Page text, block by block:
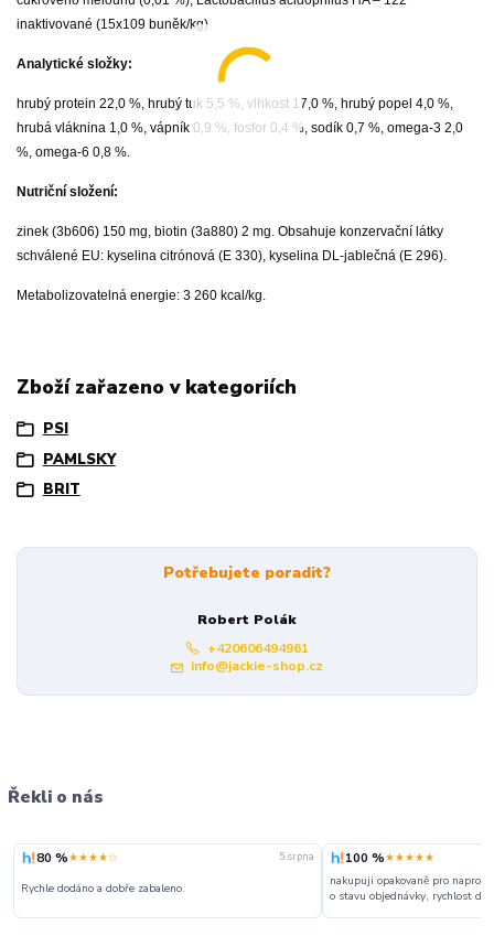
inaktivované (15x109 buněk/kg).
Analytické složky:
hrubý protein 22,0 %, hrubý tuk 5,5 %, vlhkost 17,0 %, hrubý popel 4,0 %,
hrubá vláknina 1,0 %, vápník 0,9 %, fosfor 0,4 %, sodík 0,7 %, omega-3 2,0
%, omega-6 0,8 %.
Nutriční složení:
zinek (3b606) 150 mg, biotin (3a880) 2 mg. Obsahuje konzervační látky
schválené EU: kyselina citrónová (E 330), kyselina DL-jablečná (E 296).
Metabolizovatelná energie: 3 260 kcal/kg.
Zboží zařazeno v kategoriích
PSI
PAMLSKY
BRIT
Potřebujete poradit?
Robert Polák
+420606494961
info@jackie-shop.cz
Řekli o nás
80 %★★★★☆ 5. srpna
Rychle dodáno a dobře zabaleno.
100 %★★★★★
nakupuji opakovaně pro
o stavu objednávky, rychlost